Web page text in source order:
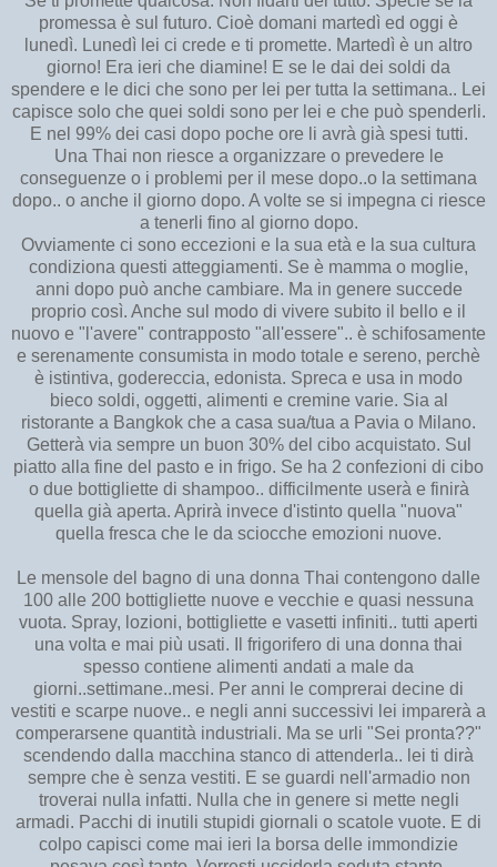
promessa è sul futuro. Cioè domani martedì ed oggi è
lunedì. Lunedì lei ci crede e ti promette. Martedì è un altro
giorno! Era ieri che diamine! E se le dai dei soldi da
spendere e le dici che sono per lei per tutta la settimana.. Lei
capisce solo che quei soldi sono per lei e che può spenderli.
E nel 99% dei casi dopo poche ore li avrà già spesi tutti.
Una Thai non riesce a organizzare o prevedere le
conseguenze o i problemi per il mese dopo..o la settimana
dopo.. o anche il giorno dopo. A volte se si impegna ci riesce
a tenerli fino al giorno dopo.
Ovviamente ci sono eccezioni e la sua età e la sua cultura
condiziona questi atteggiamenti. Se è mamma o moglie,
anni dopo può anche cambiare. Ma in genere succede
proprio così. Anche sul modo di vivere subito il bello e il
nuovo e "l'avere" contrapposto "all'essere".. è schifosamente
e serenamente consumista in modo totale e sereno, perchè
è istintiva, godereccia, edonista. Spreca e usa in modo
bieco soldi, oggetti, alimenti e cremine varie. Sia al
ristorante a Bangkok che a casa sua/tua a Pavia o Milano.
Getterà via sempre un buon 30% del cibo acquistato. Sul
piatto alla fine del pasto e in frigo. Se ha 2 confezioni di cibo
o due bottigliette di shampoo.. difficilmente userà e finirà
quella già aperta. Aprirà invece d'istinto quella "nuova"
quella fresca che le da sciocche emozioni nuove.
Le mensole del bagno di una donna Thai contengono dalle
100 alle 200 bottigliette nuove e vecchie e quasi nessuna
vuota. Spray, lozioni, bottigliette e vasetti infiniti.. tutti aperti
una volta e mai più usati. Il frigorifero di una donna thai
spesso contiene alimenti andati a male da
giorni..settimane..mesi. Per anni le comprerai decine di
vestiti e scarpe nuove.. e negli anni successivi lei imparerà a
comperarsene quantità industriali. Ma se urli "Sei pronta??"
scendendo dalla macchina stanco di attenderla.. lei ti dirà
sempre che è senza vestiti. E se guardi nell'armadio non
troverai nulla infatti. Nulla che in genere si mette negli
armadi. Pacchi di inutili stupidi giornali o scatole vuote. E di
colpo capisci come mai ieri la borsa delle immondizie